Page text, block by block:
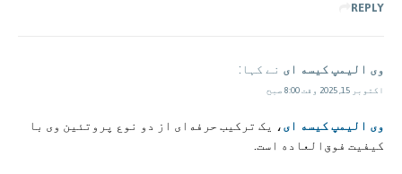
REPLY
وی الیمپ کیسه ای نے کہا:
اکتوبر 15, 2025 وقت 8:00 صبح
وی الیمپ کیسه ای، یک ترکیب حرفه‌ای از دو نوع پروتئین وی با
کیفیت فوق‌العاده است.